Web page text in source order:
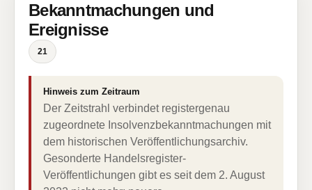
Bekanntmachungen und
Ereignisse
21
Hinweis zum Zeitraum
Der Zeitstrahl verbindet registergenau
zugeordnete Insolvenzbekanntmachungen mit
dem historischen Veröffentlichungsarchiv.
Gesonderte Handelsregister-
Veröffentlichungen gibt es seit dem 2. August